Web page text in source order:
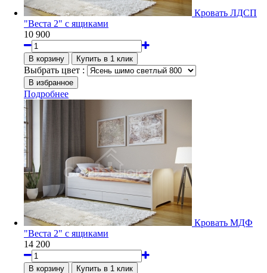
Кровать ЛДСП
"Веста 2" с ящиками
10 900
Выбрать цвет :
Подробнее
Кровать МДФ
"Веста 2" с ящиками
14 200